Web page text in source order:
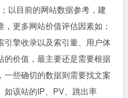
以目前的网站数据参考，建
更多网站价值评估因素如：
引擎收录以及索引量、用户体
的价值，最主要还是需要根据
一些确切的数据则需要找文案
如该站的IP、PV、跳出率